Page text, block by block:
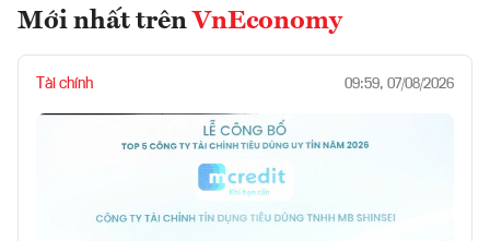
Mới nhất trên VnEconomy
Tài chính 09:59, 07/08/2026